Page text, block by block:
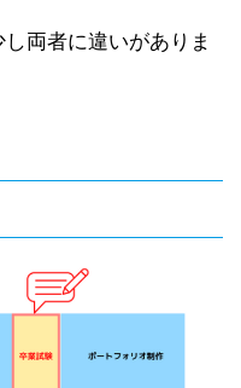
両者に違いがありま